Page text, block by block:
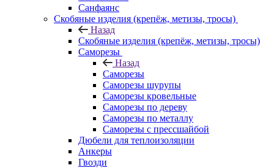
Санфаянс
Скобяные изделия (крепёж, метизы, тросы)
Назад
Скобяные изделия (крепёж, метизы, тросы)
Саморезы
Назад
Саморезы
Саморезы шурупы
Саморезы кровельные
Саморезы по дереву
Саморезы по металлу
Саморезы с прессшайбой
Дюбели для теплоизоляции
Анкеры
Гвозди